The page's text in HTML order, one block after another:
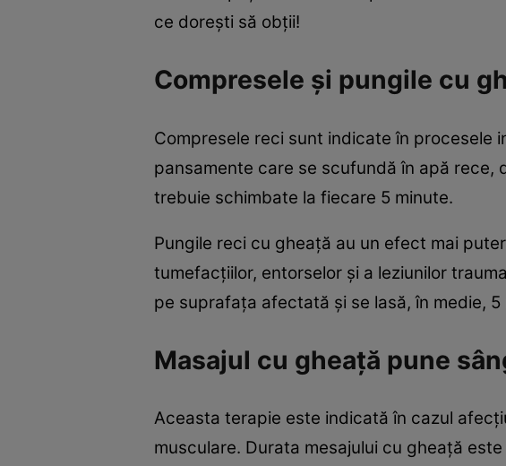
ce dorești să obții!
Compresele și pungile cu
Compresele reci sunt indicate în procesele
pansamente care se scufundă în apă
trebuie schimbate la fiecare 5 minute.
Pungile reci cu gheață au un efect mai
tumefacţiilor, entorselor și a leziunilor
pe suprafața afectată și se lasă, în medie, 5
Masajul cu gheață pune
Aceasta terapie este indicată în cazul
musculare. Durata mesajului cu gheață